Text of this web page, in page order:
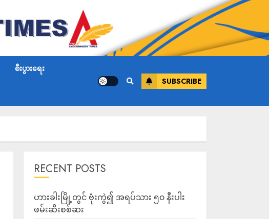
စီးပွားရေး
SUBSCRIBE
RECENT POSTS
ဟားခါးမြို့တွင် ဗုံးကွဲ၍ အရပ်သား ၅၀ နီးပါး
ဖမ်းဆီးစစ်ဆး